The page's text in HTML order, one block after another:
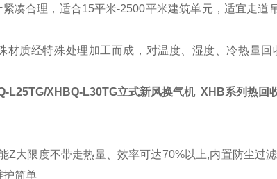
凑合理，适合15平米-2500平米建筑单元，适宜走道
质经特殊处理加工而成，对温度、湿度、冷热量回
L25TG/XHBQ-L30TG立式新风换气机 XHB系列热回
大限度不带走热量、效率可达70%以上,内置防尘过
护简单